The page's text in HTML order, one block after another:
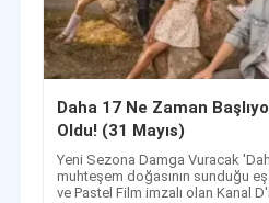
Daha 17 Ne Zaman
Oldu! (31 Mayıs)
Yeni Sezona Damga Vuracak
muhteşem doğasının sunduğu
ve Pastel Film imzalı olan Kanal